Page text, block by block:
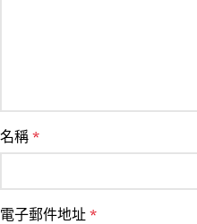
名稱 *
電子郵件地址 *